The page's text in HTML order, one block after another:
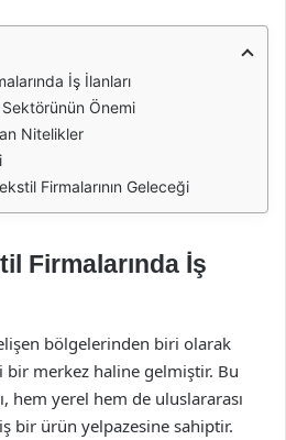
İş İlanları
Önemi
Nitelikler
Firmalarının Geleceği
Firmalarında İş
bölgelerinden biri olarak
merkez haline gelmiştir. Bu
hem yerel hem de uluslararası
bir ürün yelpazesine sahiptir.